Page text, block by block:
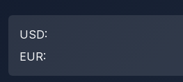
USD:
EUR: